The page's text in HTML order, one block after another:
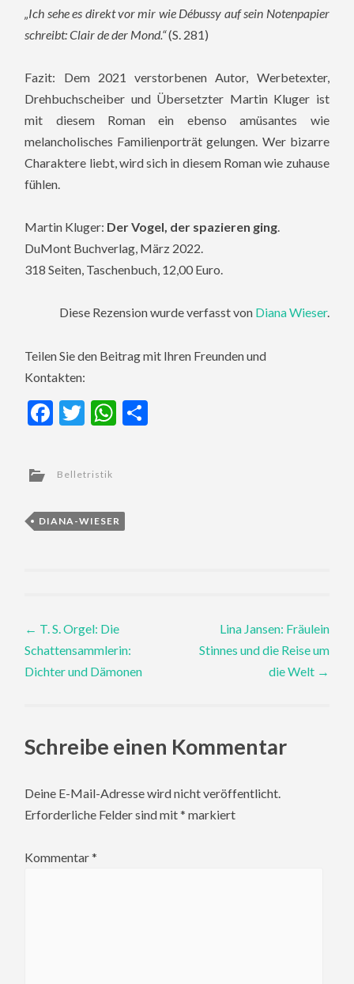
„Ich sehe es direkt vor mir wie Débussy auf sein Notenpapier
schreibt: Clair de der Mond.“(S. 281)
Fazit: Dem 2021 verstorbenen Autor, Werbetexter,
Drehbuchscheiber und Übersetzter Martin Kluger ist
mit diesem Roman ein ebenso amüsantes wie
melancholisches Familienporträt gelungen. Wer bizarre
Charaktere liebt, wird sich in diesem Roman wie zuhause
fühlen.
Martin Kluger: Der Vogel, der spazieren ging.
DuMont Buchverlag, März 2022.
318 Seiten, Taschenbuch, 12,00 Euro.
Diese Rezension wurde verfasst von Diana Wieser.
Teilen Sie den Beitrag mit Ihren Freunden und
Kontakten:
Facebook
TwitterWhatsApp
Belletristik
DIANA-WIESER
Post
navigation
← T. S. Orgel: Die
Schattensammlerin:
Dichter und Dämonen
Lina Jansen: Fräulein
Stinnes und die Reise um
die Welt →
Schreibe einen Kommentar
Deine E-Mail-Adresse wird nicht veröffentlicht.
Erforderliche Felder sind mit* markiert
Kommentar*